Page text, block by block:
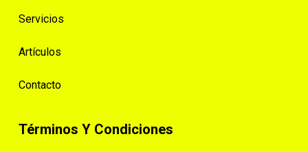
Servicios
Artículos
Contacto
Términos Y Condiciones